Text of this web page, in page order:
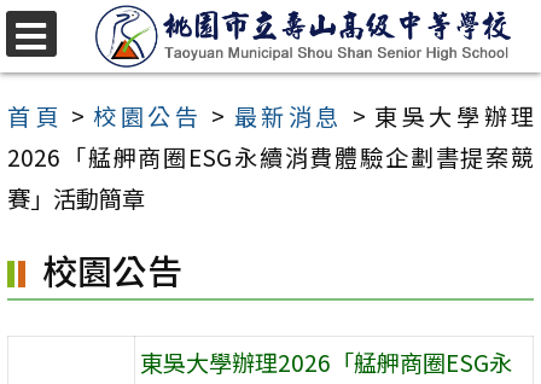
跳
至
主
要
內
區
首頁 >校園公告 > 最新消息 > 東吳大學辦理
2026「艋舺商圈ESG永續消費體驗企劃書提案競
賽」活動簡章
校園公告
東吳大學辦理2026「艋舺商圈ESG永
選
單